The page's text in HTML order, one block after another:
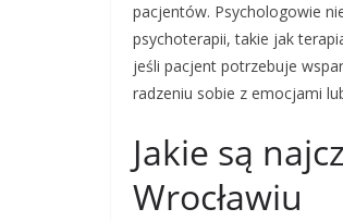
pacjentów. Psychologowie
psychoterapii, takie jak
jeśli pacjent potrzebuje
radzeniu sobie z emocjami
Jakie są
Wrocławiu